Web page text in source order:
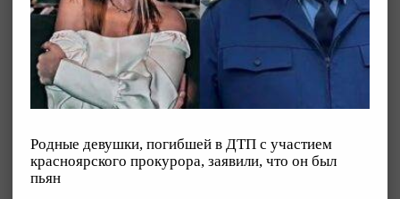
Родные девушки, погибшей в ДТП с участием
красноярского прокурора, заявили, что он был
пьян